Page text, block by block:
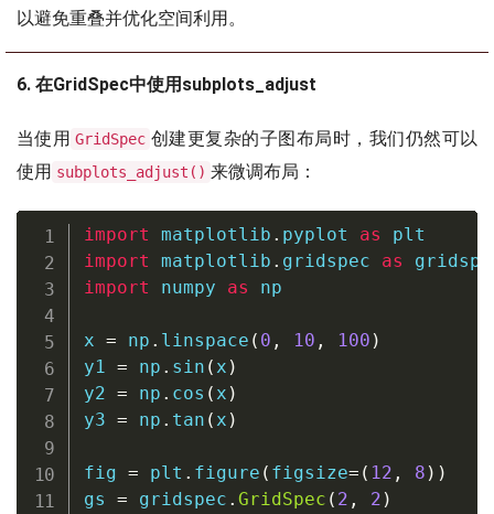
以避免重叠并优化空间利用。
6. 在GridSpec中使用subplots_adjust
当使用 GridSpec 创建更复杂的子图布局时，我们仍然可以
使用 subplots_adjust() 来微调布局：
import matplotlib . pyplot as
import matplotlib . gridspec as
import numpy as np
x = np . linspace ( 0 , 10 , 100 )
y1 = np . sin ( x )
y2 = np . cos ( x )
y3 = np . tan ( x )
fig = plt . figure ( figsize= ( 12 , 8 ) )
gs = gridspec . GridSpec ( 2 , 2 )